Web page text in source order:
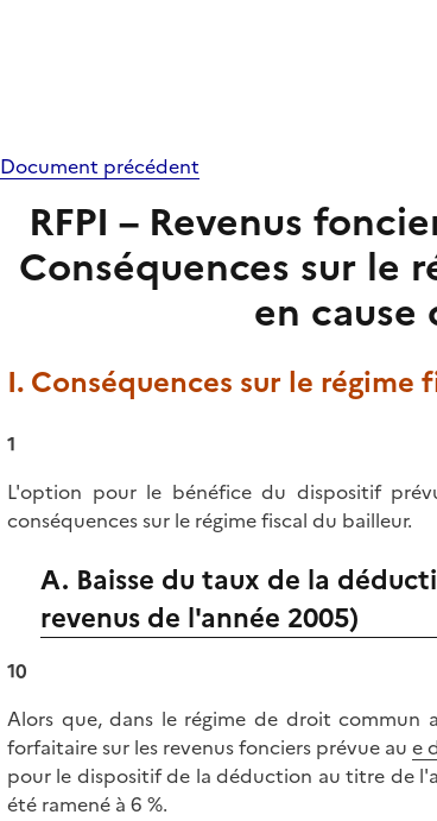
Document précédent
RFPI – Revenus
Conséquences sur le
en cause
I. Conséquences sur le régime
1
L'option pour le bénéfice du dispositif
conséquences sur le régime fiscal du bailleur.
A. Baisse du taux de la
revenus de l'année 2005)
10
Alors que, dans le régime de droit commun
forfaitaire sur les revenus fonciers prévue aue
pour le dispositif de la déduction au titre de
été ramené à 6 %.